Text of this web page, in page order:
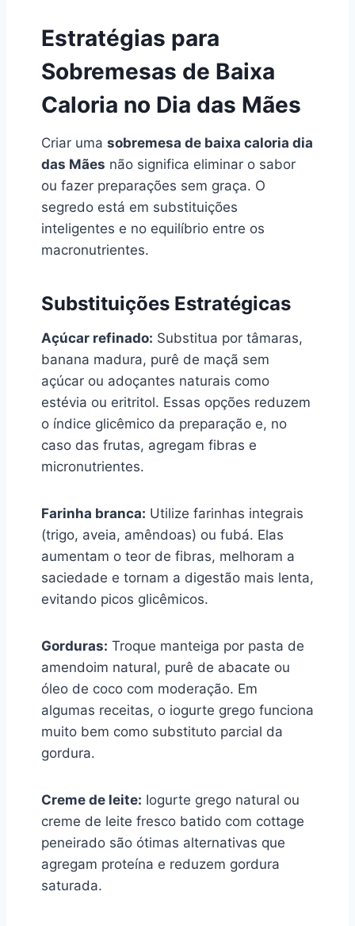
Estratégias para
Sobremesas de Baixa
Caloria no Dia das Mães
Criar uma sobremesa de baixa caloria dia
das Mães não significa eliminar o sabor
ou fazer preparações sem graça. O
segredo está em substituições
inteligentes e no equilíbrio entre os
macronutrientes.
Substituições Estratégicas
Açúcar refinado: Substitua por tâmaras,
banana madura, purê de maçã sem
açúcar ou adoçantes naturais como
estévia ou eritritol. Essas opções reduzem
o índice glicêmico da preparação e, no
caso das frutas, agregam fibras e
micronutrientes.
Farinha branca: Utilize farinhas integrais
(trigo, aveia, amêndoas) ou fubá. Elas
aumentam o teor de fibras, melhoram a
saciedade e tornam a digestão mais lenta,
evitando picos glicêmicos.
Gorduras: Troque manteiga por pasta de
amendoim natural, purê de abacate ou
óleo de coco com moderação. Em
algumas receitas, o iogurte grego funciona
muito bem como substituto parcial da
gordura.
Creme de leite: Iogurte grego natural ou
creme de leite fresco batido com cottage
peneirado são ótimas alternativas que
agregam proteína e reduzem gordura
saturada.